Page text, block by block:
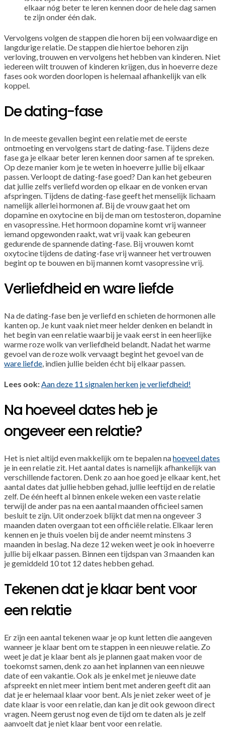
elkaar nóg beter te leren kennen door de hele dag samen
te zijn onder één dak.
Vervolgens volgen de stappen die horen bij een volwaardige en
langdurige relatie. De stappen die hiertoe behoren zijn
verloving, trouwen en vervolgens het hebben van kinderen. Niet
iedereen wilt trouwen of kinderen krijgen, dus in hoeverre deze
fases ook worden doorlopen is helemaal afhankelijk van elk
koppel.
De dating-fase
In de meeste gevallen begint een relatie met de eerste
ontmoeting en vervolgens start de dating-fase. Tijdens deze
fase ga je elkaar beter leren kennen door samen af te spreken.
Op deze manier kom je te weten in hoeverre jullie bij elkaar
passen. Verloopt de dating-fase goed? Dan kan het gebeuren
dat jullie zelfs verliefd worden op elkaar en de vonken ervan
afspringen. Tijdens de dating-fase geeft het menselijk lichaam
namelijk allerlei hormonen af. Bij de vrouw gaat het om
dopamine en oxytocine en bij de man om testosteron, dopamine
en vasopressine. Het hormoon dopamine komt vrij wanneer
iemand opgewonden raakt, wat vrij vaak kan gebeuren
gedurende de spannende dating-fase. Bij vrouwen komt
oxytocine tijdens de dating-fase vrij wanneer het vertrouwen
begint op te bouwen en bij mannen komt vasopressine vrij.
Verliefdheid en ware liefde
Na de dating-fase ben je verliefd en schieten de hormonen alle
kanten op. Je kunt vaak niet meer helder denken en belandt in
het begin van een relatie waarbij je vaak eerst in een heerlijke
warme roze wolk van verliefdheid belandt. Nadat het warme
gevoel van de roze wolk vervaagt begint het gevoel van de
ware liefde, indien jullie beiden écht bij elkaar passen.
Lees ook:Aan deze 11 signalen herken je verliefdheid!
Na hoeveel dates heb je
ongeveer een relatie?
Het is niet altijd even makkelijk om te bepalen nahoeveel dates
je in een relatie zit. Het aantal dates is namelijk afhankelijk van
verschillende factoren. Denk zo aan hoe goed je elkaar kent, het
aantal dates dat jullie hebben gehad, jullie leeftijd en de relatie
zelf. De één heeft al binnen enkele weken een vaste relatie
terwijl de ander pas na een aantal maanden officieel samen
besluit te zijn. Uit onderzoek blijkt dat men na ongeveer 3
maanden daten overgaan tot een officiële relatie. Elkaar leren
kennen en je thuis voelen bij de ander neemt minstens 3
maanden in beslag. Na deze 12 weken weet je ook in hoeverre
jullie bij elkaar passen. Binnen een tijdspan van 3 maanden kan
je gemiddeld 10 tot 12 dates hebben gehad.
Tekenen dat je klaar bent voor
een relatie
Er zijn een aantal tekenen waar je op kunt letten die aangeven
wanneer je klaar bent om te stappen in een nieuwe relatie. Zo
weet je dat je klaar bent als je plannen gaat maken voor de
toekomst samen, denk zo aan het inplannen van een nieuwe
date of een vakantie. Ook als je enkel met je nieuwe date
afspreekt en niet meer intiem bent met anderen geeft dit aan
dat je er helemaal klaar voor bent. Als je niet zeker weet of je
date klaar is voor een relatie, dan kan je dit ook gewoon direct
vragen. Neem gerust nog even de tijd om te daten als je zelf
aanvoelt dat je niet klaar bent voor een relatie.